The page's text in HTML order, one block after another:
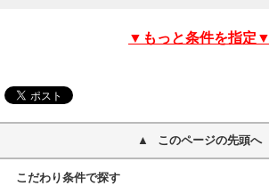
▼もっと条件を指定▼
このページの先頭へ
こだわり条件で探す